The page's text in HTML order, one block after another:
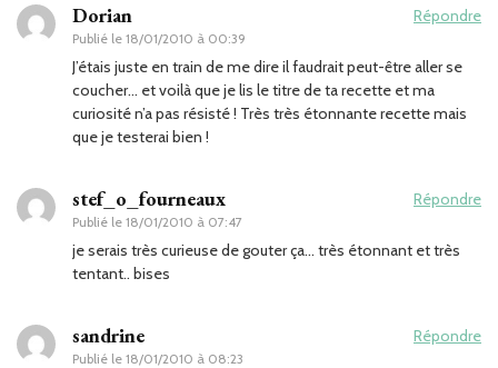
Dorian
Publié le 18/01/2010 à 00:39
Répondre
J’étais juste en train de me dire il faudrait peut-être aller se
coucher… et voilà que je lis le titre de ta recette et ma
curiosité n’a pas résisté ! Très très étonnante recette mais
que je testerai bien !
stef_o_fourneaux
Publié le 18/01/2010 à 07:47
Répondre
je serais très curieuse de gouter ça… très étonnant et très
tentant.. bises
sandrine
Publié le 18/01/2010 à 08:23
Répondre